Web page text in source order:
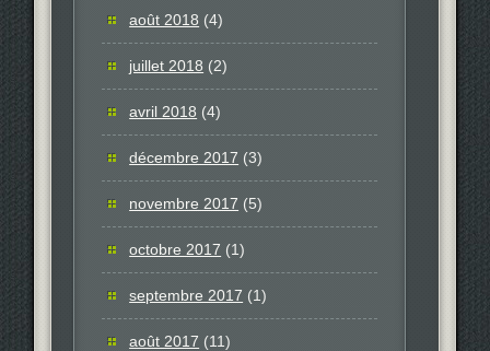
août 2018 (4)
juillet 2018 (2)
avril 2018 (4)
décembre 2017 (3)
novembre 2017 (5)
octobre 2017 (1)
septembre 2017 (1)
août 2017 (11)